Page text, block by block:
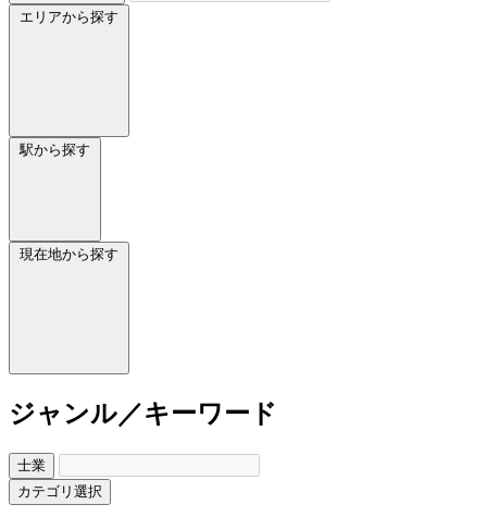
エリアから探す
駅から探す
現在地から探す
ジャンル／キーワード
士業
カテゴリ選択